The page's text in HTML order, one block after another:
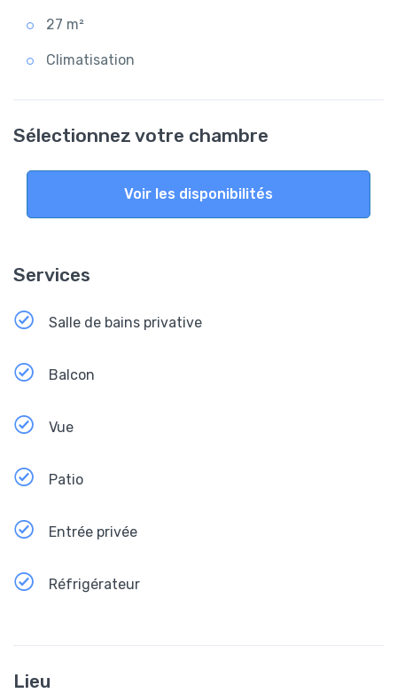
27 m²
Climatisation
Sélectionnez votre chambre
Voir les disponibilités
Services
Salle de bains privative
Balcon
Vue
Patio
Entrée privée
Réfrigérateur
Lieu